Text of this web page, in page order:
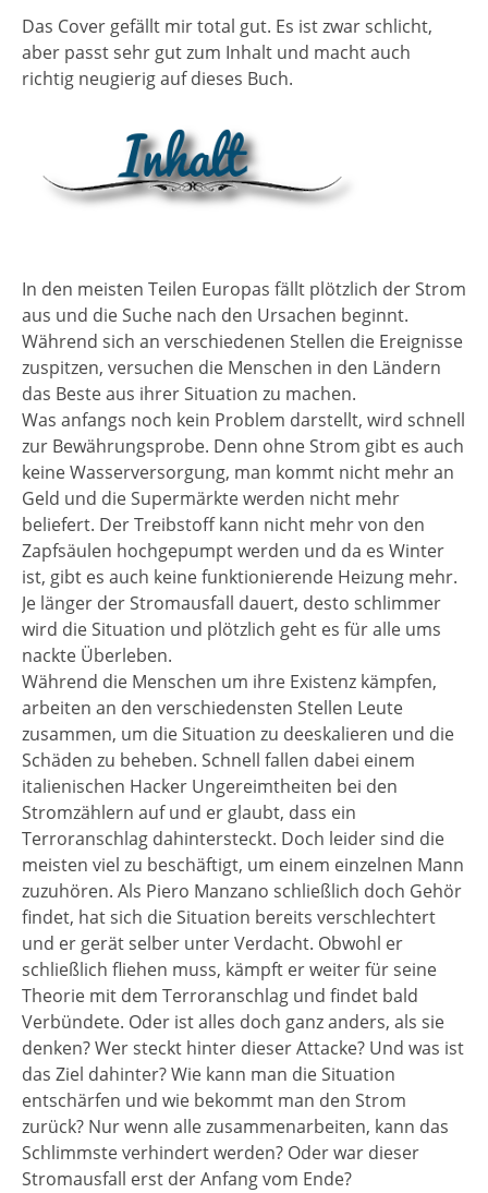
Das Cover gefällt mir total gut. Es ist zwar schlicht,
aber passt sehr gut zum Inhalt und macht auch
richtig neugierig auf dieses Buch.
In den meisten Teilen Europas fällt plötzlich der Strom
aus und die Suche nach den Ursachen beginnt.
Während sich an verschiedenen Stellen die Ereignisse
zuspitzen, versuchen die Menschen in den Ländern
das Beste aus ihrer Situation zu machen.
Was anfangs noch kein Problem darstellt, wird schnell
zur Bewährungsprobe. Denn ohne Strom gibt es auch
keine Wasserversorgung, man kommt nicht mehr an
Geld und die Supermärkte werden nicht mehr
beliefert. Der Treibstoff kann nicht mehr von den
Zapfsäulen hochgepumpt werden und da es Winter
ist, gibt es auch keine funktionierende Heizung mehr.
Je länger der Stromausfall dauert, desto schlimmer
wird die Situation und plötzlich geht es für alle ums
nackte Überleben.
Während die Menschen um ihre Existenz kämpfen,
arbeiten an den verschiedensten Stellen Leute
zusammen, um die Situation zu deeskalieren und die
Schäden zu beheben. Schnell fallen dabei einem
italienischen Hacker Ungereimtheiten bei den
Stromzählern auf und er glaubt, dass ein
Terroranschlag dahintersteckt. Doch leider sind die
meisten viel zu beschäftigt, um einem einzelnen Mann
zuzuhören. Als Piero Manzano schließlich doch Gehör
findet, hat sich die Situation bereits verschlechtert
und er gerät selber unter Verdacht. Obwohl er
schließlich fliehen muss, kämpft er weiter für seine
Theorie mit dem Terroranschlag und findet bald
Verbündete. Oder ist alles doch ganz anders, als sie
denken? Wer steckt hinter dieser Attacke? Und was ist
das Ziel dahinter? Wie kann man die Situation
entschärfen und wie bekommt man den Strom
zurück? Nur wenn alle zusammenarbeiten, kann das
Schlimmste verhindert werden? Oder war dieser
Stromausfall erst der Anfang vom Ende?